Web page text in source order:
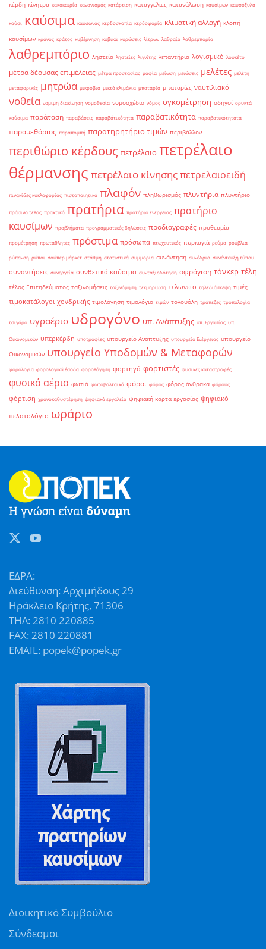
κέρδη κίνητρα κακοκαιρία κανονισμός κατάρτιση καταγγελίες κατανάλωση καυσίμων καυσόξυλα
καύσι καύσιμα καύσωνας κερδοσκοπία κερδοφορία κλιματική αλλαγή κλοπή
καυσίμων κράνος κράτος κυβέρνηση κυβικά κυρώσεις λίτρων λαθραία λαθρεμπορία
λαθρεμπόριο ληστεία ληστείες λιγνίτης λιπαντήρια λογισμικό λουκέτο
μέτρα δέουσας επιμέλειας μέτρα προστασίας μαφία μείωση μειώσεις μελέτες μελέτη
μεταφορικές μητρώα μικρόβια μικτά κλιμάκια μπαταρία μπαταρίες ναυτιλιακό
νοθεία νομιμη διακίνηση νομοθεσία νομοσχέδιο νόμος ογκομέτρηση οδηγοί ορυκτά
καύσιμα παράταση παραβάσεις παραβάτικότητα παραβατικότητα παραβατικότητατα
παραμεθόριος παραπομπή παρατηρητήριο τιμών περιβάλλον
περιθώριο κέρδους πετρέλαιο πετρέλαιο
θέρμανσης πετρέλαιο κίνησηςπετρελαιοειδή
πινακίδες κυκλοφορίας πιστοποιητικά πλαφόν πληθωρισμός πλυντήρια πλυντήριο
πράσινο τέλος πρακτικό πρατήρια πρατήριο ενέργειας πρατήριο
καυσίμων προβλήματα προγραμματικές δηλώσεις προδιαγραφές προθεσμία
προμέτρηση πρωταθλητές πρόστιμα πρόσωπα πτωχευτικός πυρκαγιά ρεύμα ρούβλια
ρύπανση ρύποι σούπερ μάρκετ στάθμη στατιστικά συμμορία συνάντηση συνέδριο συνέντευξη τύπου
συναντήσεις συνεργεία συνθετικά καύσιμα συνταξιοδότηση σφράγιση τάνκερ τέλη
τέλος Επιτηδεύματος ταξινομήσεις ταξινόμηση τεκμηρίωση τελωνείο τηλεδιάσκεψη τιμές
τιμοκατάλογοι χονδρικής τιμολόγηση τιμολόγιο τιμών τολουόλη τράπεζες τροπολογία
τσιγάρο υγραέριο υδρογόνο υπ. Ανάπτυξης υπ. Εργασίας υπ.
Οικονομικών υπερκέρδη υποτροφίες υπουργείο Ανάπτυξης υπουργείο Ενέργειας υπουργείο
Οικονομικών υπουργείο Υποδομών & Μεταφορών
φορολογία φορολογικά έσοδα φορολόγηση φορτηγά φορτιστές φυσικές καταστροφές
φυσικό αέριο φωτιά φωτοβολταϊκά φόροι φόρος φόρος άνθρακα φόρους
φόρτιση χρονοκαθυστέρηση ψηφιακά εργαλεία ψηφιακή κάρτα εργασίας ψηφιακό
πελατολόγιο ωράριο
ΕΔΡΑ:
Διεύθυνση: Αρχιμήδους 29
Ηράκλειο Κρήτης, 71306
ΤΗΛ: 2810 220885
FAX: 2810 220881
EMAIL: popek@popek.gr
Διοικητικό Συμβούλιο
Σύνδεσμοι